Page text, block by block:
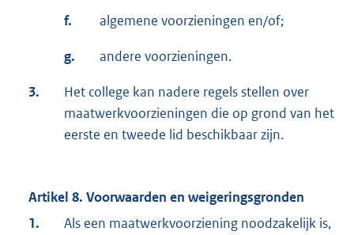
f. algemene voorzieningen en/of;
g. andere voorzieningen.
3.
Het college kan nadere regels stellen over
maatwerkvoorzieningen die op grond van het
eerste en tweede lid beschikbaar zijn.
Artikel 8. Voorwaarden en weigeringsgronden
1.
Als een maatwerkvoorziening noodzakelijk is,